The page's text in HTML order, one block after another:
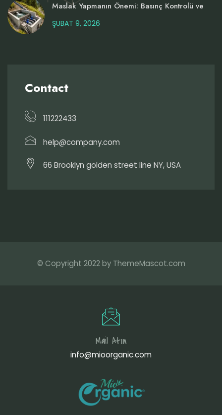
Maslak Yapmanın Önemi: Basınç Kontrolü ve
ŞUBAT 9, 2026
Contact
111222433
help@company.com
66 Brooklyn golden street line NY, USA
© Copyright 2022 by ThemeMascot.com
Mail Atın
info@mioorganic.com